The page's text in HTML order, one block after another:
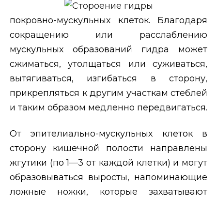
покровно-мускульных клеток. Благодаря
сокращению или расслаблению
мускульных образований гидра может
сжиматься, утолщаться или суживаться,
вытягиваться, изгибаться в сторону,
прикрепляться к другим участкам стеблей
и таким образом медленно передвигаться.
От эпителиально-мускульных клеток в
сторону кишечной полости направлены
жгутики (по 1—3 от каждой клетки) и могут
образовываться выросты, напоминающие
ложные ножки, которые захватывают